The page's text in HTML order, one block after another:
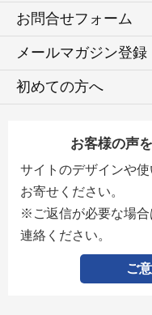
お問合せフォーム
メールマガジン登録
初めての方へ
お客様の声
サイトのデザインや
お寄せください。
※ご返信が必要な場合
連絡ください。
ご